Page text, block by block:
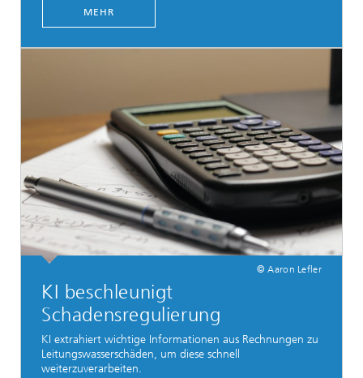
MEHR
© Aaron Lefler
KI beschleunigt
Schadensregulierung
KI extrahiert wichtige Informationen aus Rechnungen zu
Leitungswasserschäden, um diese schnell
weiterzuverarbeiten.